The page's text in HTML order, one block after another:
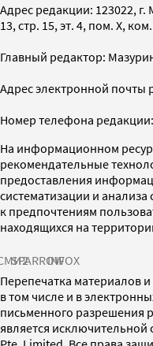
Адрес редакции: 123022, г.
13, стр. 15, эт. 4, пом. X, ком.
Главный редактор:
Адрес электронной почты
Номер телефона редакции:
На информационном
рекомендательные
предоставления
систематизации и
к предпочтениям
находящихся на
SPARROWINFOX
Перепечатка материалов
в том числе и в
письменного разрешения
является исключительной